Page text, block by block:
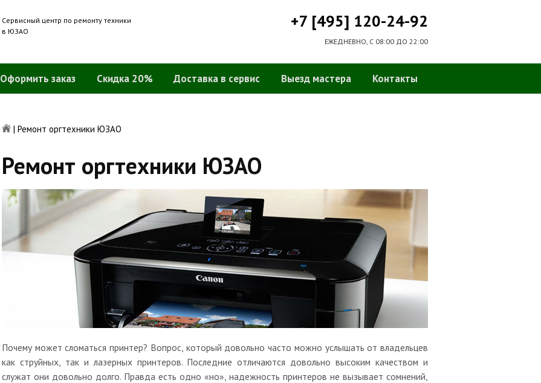
Сервисный центр по ремонту техники
в ЮЗАО
+7 [495] 120-24-92
ЕЖЕДНЕВНО, С 08:00 ДО 22:00
Оформить заказ Скидка 20% Доставка в сервис Выезд мастера Контакты
| Ремонт оргтехники ЮЗАО
Ремонт оргтехники ЮЗАО
Почему может сломаться принтер? Вопрос, который довольно часто можно услышать от владельцев
как струйных, так и лазерных принтеров. Последние отличаются довольно высоким качеством и
служат они довольно долго. Правда есть одно «но», надежность принтеров не вызывает сомнений,